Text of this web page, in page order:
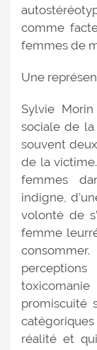
comme
femmes de
Une
Sylvie
sociale de
souvent
de la
femmes
indigne,
volonté de
femme
promiscuité
réalité et